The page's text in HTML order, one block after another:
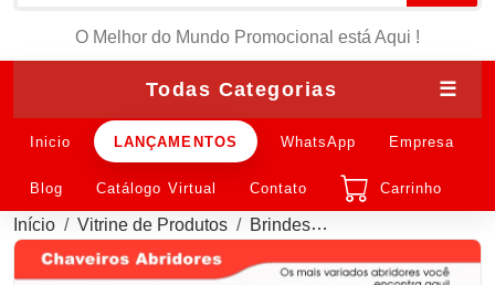
O Melhor do Mundo Promocional está Aqui !
Todas Categorias ☰
Inicio LANÇAMENTOS WhatsApp Empresa
Blog Catálogo Virtual Contato Carrinho
Início Vitrine de Produtos Brindes